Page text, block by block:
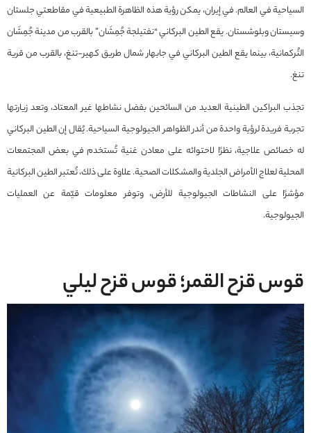
السياحية في العالم. في إيران، يمكن رؤية هذه الظاهرة الطبيعية في مقاطعتي جلستان
وسيستان وبلوشستان. يقع الطين البركاني “نفتیلجة جُمِشَان” بالقرب من مدينة جُمِشَان
التُركمانية، بينما يقع الطين البركاني في جابهار شمال طريق كهير-تنغ، بالقرب من قرية
تنغ.
تجذب البراكين الطينية العديد من السائحين بفضل نشاطها غير المعتاد، وتعد زيارتها
تجربة فريدة لرؤية واحدة من أندر الظواهر الجيولوجية السياحية. يُقال إن الطين البركاني
له خصائص علاجية، نظرًا لاحتوائه على معادن غنية تُستخدم في بعض المجتمعات
المحلية لعلاج الأمراض الجلدية والمشكلات الصحية. علاوة على ذلك، تُعتبر الطين البركانية
مؤشرًا على النشاطات الجيولوجية للأرض، وتوفر معلومات قيّمة عن العمليات
الجيولوجية.
قوسقزحالقمر؛ قوس قزح ليلي